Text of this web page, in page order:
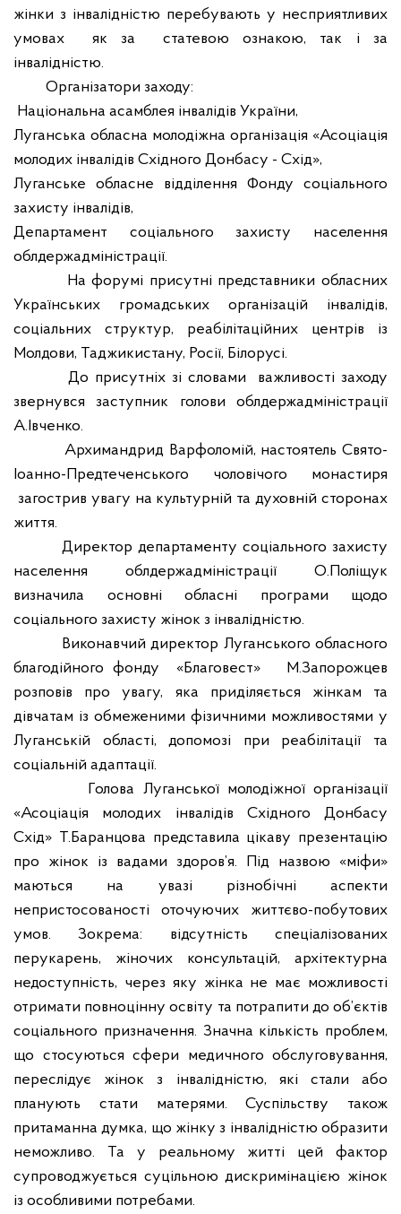
жінки з інвалідністю перебувають у несприятливих
умовах
як за
статевою ознакою, так і за
інвалідністю.
Організатори заходу:
Національна асамблея інвалідів України,
Луганська обласна молодіжна організація «Асоціація
молодих інвалідів Східного Донбасу - Схід»,
Луганське обласне відділення Фонду соціального
захисту інвалідів,
Департамент соціального захисту населення
облдержадміністрації.
На форумі присутні представники обласних
Українських громадських організацій інвалідів,
соціальних структур, реабілітаційних центрів із
Молдови, Таджикистану, Росії, Білорусі.
До присутніх зі словами
важливості заходу
звернувся заступник голови облдержадміністрації
А.Івченко.
Архимандрид Варфоломій, настоятель Свято-
Іоанно-Предтеченського чоловічого монастиря
загострив увагу на культурній та духовній сторонах
життя.
Директор департаменту соціального захисту
населення облдержадміністрації О.Поліщук
визначила основні обласні програми щодо
соціального захисту жінок з інвалідністю.
Виконавчий директор Луганського обласного
благодійного фонду
«Благовест»
М.Запорожцев
розповів про увагу, яка приділяється жінкам та
дівчатам із обмеженими фізичними можливостями у
Луганській області, допомозі при реабілітації та
соціальній адаптації.
Голова Луганської молодіжної організації
«Асоціація молодих інвалідів Східного Донбасу
Схід» Т.Баранцова представила цікаву презентацію
про жінок із вадами здоров’я. Під назвою «міфи»
маються на увазі різнобічні аспекти
непристосованості оточуючих життєво-побутових
умов. Зокрема: відсутність спеціалізованих
перукарень, жіночих консультацій, архітектурна
недоступність, через яку жінка не має можливості
отримати повноцінну освіту та потрапити до об’єктів
соціального призначення. Значна кількість проблем,
що стосуються сфери медичного обслуговування,
переслідує жінок з інвалідністю, які стали або
планують стати матерями. Суспільству також
притаманна думка, що жінку з інвалідністю образити
неможливо. Та у реальному житті цей фактор
супроводжується суцільною дискримінацією жінок
із особливими потребами.